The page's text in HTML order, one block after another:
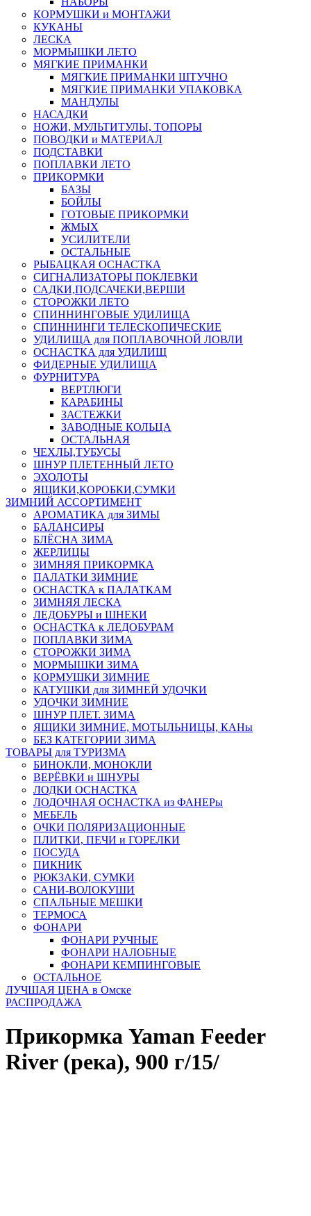
КОРМУШКИ и МОНТАЖИ
КУКАНЫ
ЛЕСКА
МОРМЫШКИ ЛЕТО
МЯГКИЕ ПРИМАНКИ
МЯГКИЕ ПРИМАНКИ ШТУЧНО
МЯГКИЕ ПРИМАНКИ УПАКОВКА
МАНДУЛЫ
НАСАДКИ
НОЖИ, МУЛЬТИТУЛЫ, ТОПОРЫ
ПОВОДКИ и МАТЕРИАЛ
ПОДСТАВКИ
ПОПЛАВКИ ЛЕТО
ПРИКОРМКИ
БАЗЫ
БОЙЛЫ
ГОТОВЫЕ ПРИКОРМКИ
ЖМЫХ
УСИЛИТЕЛИ
ОСТАЛЬНЫЕ
РЫБАЦКАЯ ОСНАСТКА
СИГНАЛИЗАТОРЫ ПОКЛЕВКИ
САДКИ,ПОДСАЧЕКИ,ВЕРШИ
СТОРОЖКИ ЛЕТО
СПИННИНГОВЫЕ УДИЛИЩА
СПИННИНГИ ТЕЛЕСКОПИЧЕСКИЕ
УДИЛИЩА для ПОПЛАВОЧНОЙ ЛОВЛИ
ОСНАСТКА для УДИЛИЩ
ФИДЕРНЫЕ УДИЛИЩА
ФУРНИТУРА
ВЕРТЛЮГИ
КАРАБИНЫ
ЗАСТЕЖКИ
ЗАВОДНЫЕ КОЛЬЦА
ОСТАЛЬНАЯ
ЧЕХЛЫ,ТУБУСЫ
ШНУР ПЛЕТЕННЫЙ ЛЕТО
ЭХОЛОТЫ
ЯЩИКИ,КОРОБКИ,СУМКИ
ЗИМНИЙ АССОРТИМЕНТ
АРОМАТИКА для ЗИМЫ
БАЛАНСИРЫ
БЛЁСНА ЗИМА
ЖЕРЛИЦЫ
ЗИМНЯЯ ПРИКОРМКА
ПАЛАТКИ ЗИМНИЕ
ОСНАСТКА к ПАЛАТКАМ
ЗИМНЯЯ ЛЕСКА
ЛЕДОБУРЫ и ШНЕКИ
ОСНАСТКА к ЛЕДОБУРАМ
ПОПЛАВКИ ЗИМА
СТОРОЖКИ ЗИМА
МОРМЫШКИ ЗИМА
КОРМУШКИ ЗИМНИЕ
КАТУШКИ для ЗИМНЕЙ УДОЧКИ
УДОЧКИ ЗИМНИЕ
ШНУР ПЛЕТ. ЗИМА
ЯЩИКИ ЗИМНИЕ, МОТЫЛЬНИЦЫ, КАНы
БЕЗ КАТЕГОРИИ ЗИМА
ТОВАРЫ для ТУРИЗМА
БИНОКЛИ, МОНОКЛИ
ВЕРЁВКИ и ШНУРЫ
ЛОДКИ ОСНАСТКА
ЛОДОЧНАЯ ОСНАСТКА из ФАНЕРы
МЕБЕЛЬ
ОЧКИ ПОЛЯРИЗАЦИОННЫЕ
ПЛИТКИ, ПЕЧИ и ГОРЕЛКИ
ПОСУДА
ПИКНИК
РЮКЗАКИ, СУМКИ
САНИ-ВОЛОКУШИ
СПАЛЬНЫЕ МЕШКИ
ТЕРМОСА
ФОНАРИ
ФОНАРИ РУЧНЫЕ
ФОНАРИ НАЛОБНЫЕ
ФОНАРИ КЕМПИНГОВЫЕ
ОСТАЛЬНОЕ
ЛУЧШАЯ ЦЕНА в Омске
РАСПРОДАЖА
Прикормка Yaman Feeder
River (река), 900 г/15/